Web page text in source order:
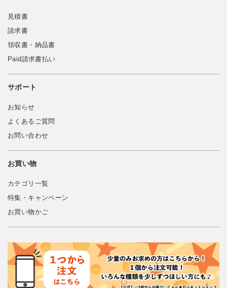
見積書
請求書
領収書・納品書
Paid請求書払い
サポート
お知らせ
よくあるご質問
お問い合わせ
お買い物
カテゴリ一覧
特集・キャンペーン
お買い物かご